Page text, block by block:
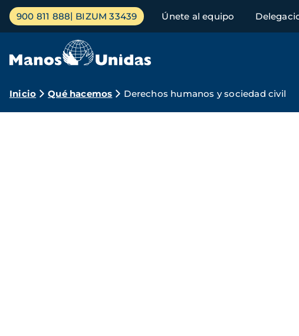
Pasar
contenido
Menú
principal
900 811 888 BIZUM 33439 Únete al equipo
Ruta
Inicio Qué hacemos Derechos humanos y sociedad civil